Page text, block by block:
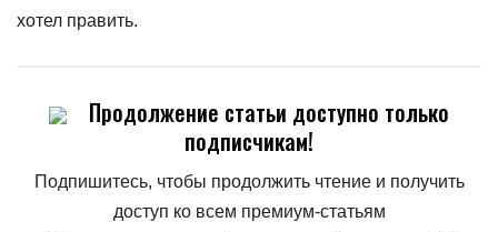
хотел править.
Продолжение статьи доступно только
подписчикам!
Подпишитесь, чтобы продолжить чтение и получить
доступ ко всем премиум-статьям